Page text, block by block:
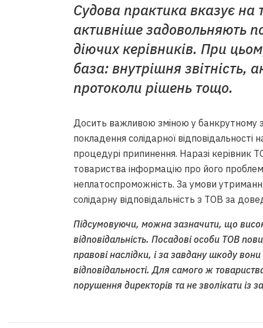
Судова практика вказує на
активніше задовольняють
діючих керівників. При
база: внутрішня звітність,
протоколи рішень тощо.
Досить важливою зміною у банкрутному
покладення солідарної
процедурі припинення. Наразі керівник
товариства інформацію про його
неплатоспроможність. За умови
солідарну відповідальність з ТОВ за
Підсумовуючи, можна зазначити, що
відповідальність. Посадові особи ТОВ
правові наслідки, і за завдану шкоду
відповідальності. Для самого ж
порушення директорів та не зволікати із
з Андрієм Спектором
Андрієм Палкіним